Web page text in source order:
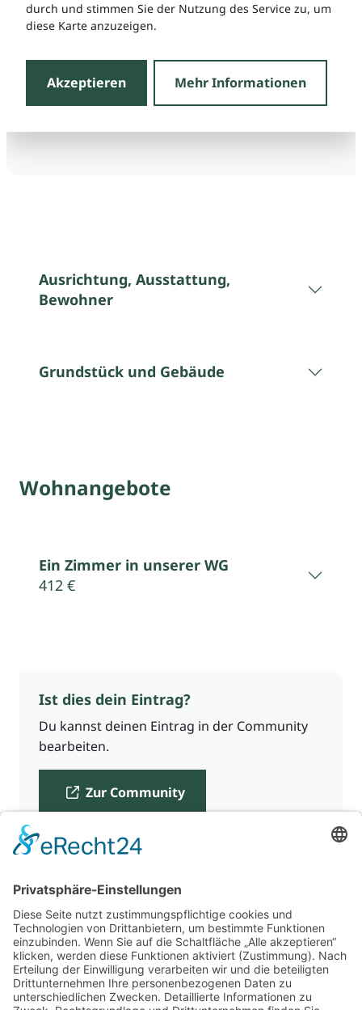
durch und stimmen Sie der Nutzung des Service zu, um
diese Karte anzuzeigen.
Akzeptieren Mehr Informationen
Ausrichtung, Ausstattung,
Bewohner
Grundstück und Gebäude
Wohnangebote
Ein Zimmer in unserer WG
412 €
Ist dies dein Eintrag?
Du kannst deinen Eintrag in der Community
bearbeiten.
Zur Community
Für Beratende
Kontakt